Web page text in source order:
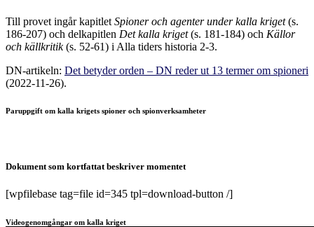
Till provet ingår kapitlet Spioner och agenter under kalla kriget(s.
186-207) och delkapitlen Det kalla kriget(s. 181-184) och Källor
och källkritik(s. 52-61) i Alla tiders historia 2-3.
DN-artikeln: Det betyder orden – DN reder ut 13 termer om spioneri
(2022-11-26).
Paruppgift om kalla krigets spioner och spionverksamheter
Dokument som kortfattat beskriver momentet
[wpfilebase tag=file id=345 tpl=download-button /]
Videogenomgångar om kalla kriget